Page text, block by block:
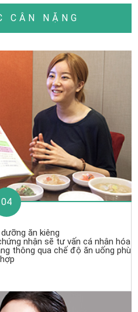
CÂN NẶNG
04
ăn kiêng
nhận sẽ tư vấn cá nhân hóa
thông qua chế độ ăn uống phù
hợp